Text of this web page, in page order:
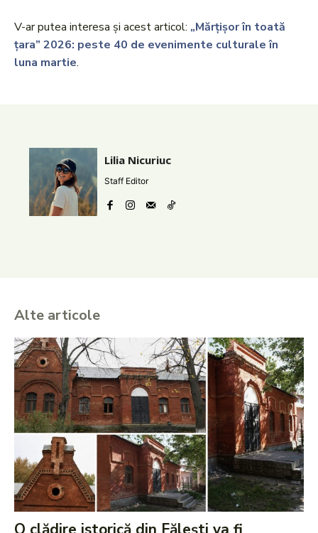
V-ar putea interesa și acest articol: „Mărțișor în toată
țara” 2026: peste 40 de evenimente culturale în
luna martie.
Lilia Nicuriuc
Staff Editor
Alte articole